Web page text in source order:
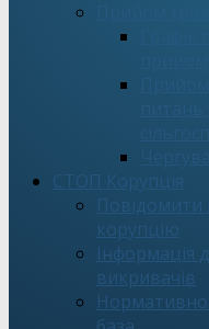
СТОП Корупція
Повідомити
корупцію
Інформація
викривачів